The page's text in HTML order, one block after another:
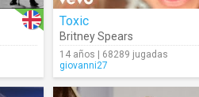
Toxic
Britney Spears
14 años | 68289 jugadas
giovanni27